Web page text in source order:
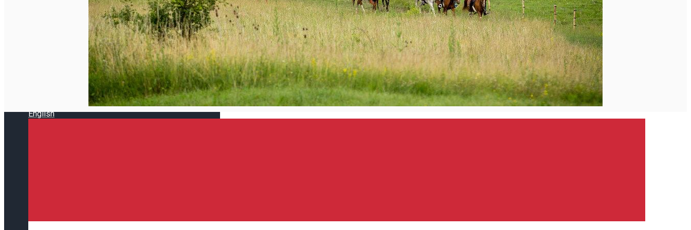
English
Închirieri de biciclete